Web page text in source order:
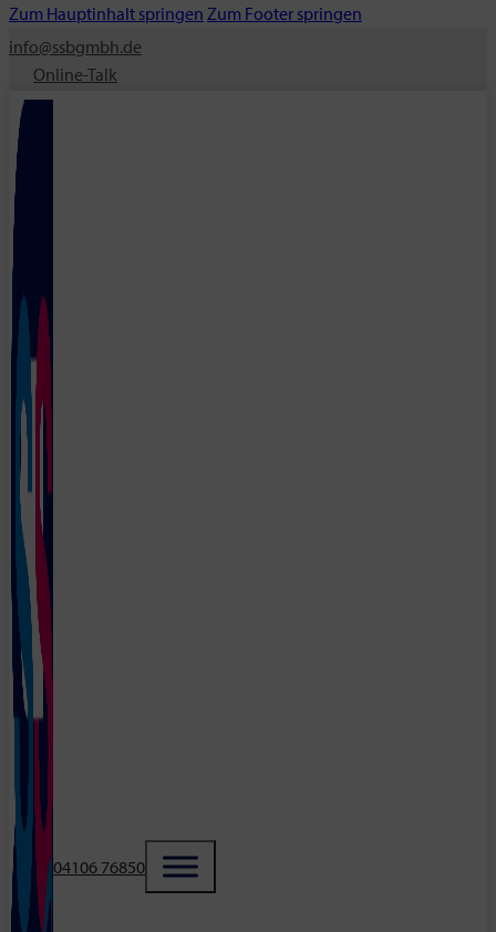
Zum Hauptinhalt springen Zum Footer springen
info@ssbgmbh.de
Online-Talk
04106 76850